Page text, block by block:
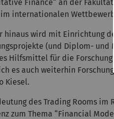
Finance“ an der
internationalen
hinaus wird mit Einrichtung
(und Diplom-
Hilfsmittel für die
es auch weiterhin
Kiesel.
des Trading Rooms
zum Thema “Financial